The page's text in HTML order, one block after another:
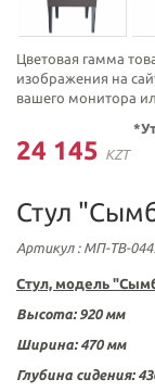
Цветовая гамма
изображения на
вашего монитора
24 145 KZT
Стул
Артикул: МП-ТВ-
Стул, модель
Высота:920 мм
Ширина: 470 мм
Глубина сидения: